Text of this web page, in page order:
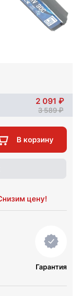
2 091
3 589
В корзину
цену!
Гарантия